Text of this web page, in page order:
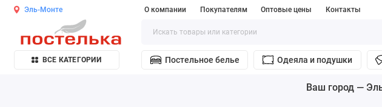
Эль-Монте О компании Покупателям Оптовые цены Контакты
ВСЕ КАТЕГОРИИ Постельное белье Одеяла и подушки
Ваш город —